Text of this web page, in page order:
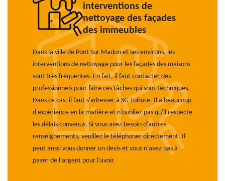
interventions de
nettoyage des façades
des immeubles
Dans la ville de Pont Sur Madon et ses environs, les
interventions de nettoyage pour les façades des maisons
sont très fréquentes. En fait, il faut contacter des
professionnels pour faire ces tâches qui sont techniques.
Dans ce cas, il faut s'adresser à SG Toiture. Il a beaucoup
d'expérience en la matière et n'oubliez pas qu'il respecte
les délais convenus. Si vous avez besoin d'autres
renseignements, veuillez le téléphoner directement. Il
peut aussi vous donner un devis et vous n'avez pas à
payer de l'argent pour l'avoir.